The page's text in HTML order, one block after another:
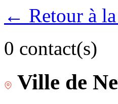
← Retour à la
0 contact(s)
Ville de